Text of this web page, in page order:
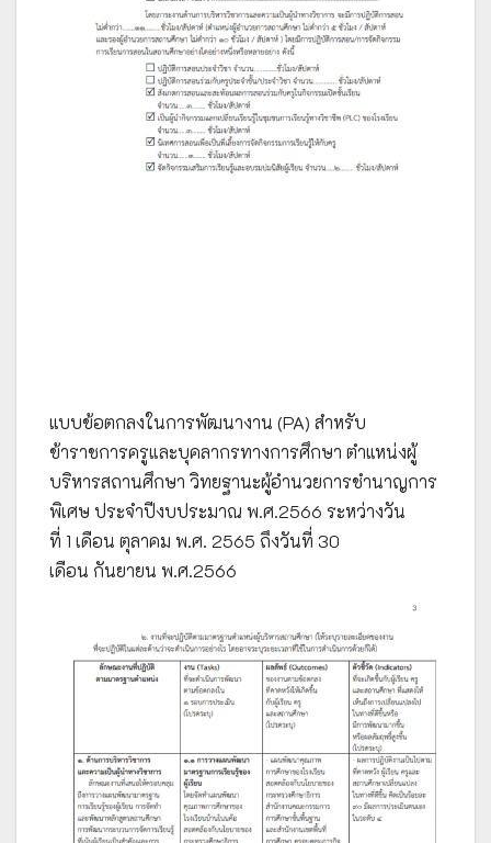
แบบข้อตกลงในการพัฒนางาน (PA) สำหรับ
ข้าราชการครูและบุคลากรทางการศึกษา ตำแหน่งผู้
บริหารสถานศึกษา วิทยฐานะผู้อำนวยการชำนาญการ
พิเศษ ประจำปีงบประมาณ พ.ศ.2566 ระหว่างวัน
ที่ 1 เดือน ตุลาคม พ.ศ. 2565 ถึงวันที่ 30
เดือน กันยายน พ.ศ.2566